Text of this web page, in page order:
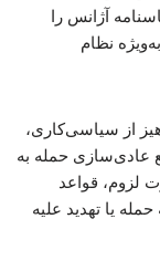
آژانس را
نظام
از سیاسی‌کاری،
عادی‌سازی حمله به
لزوم، قواعد
یا تهدید علیه